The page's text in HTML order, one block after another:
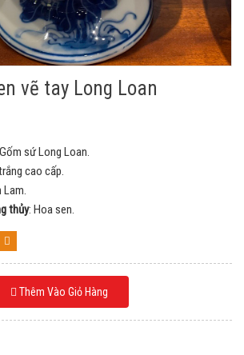
vẽ tay Long Loan
sứ Long Loan.
cao cấp.
Lam.
thủy: Hoa sen.
Thêm Vào Giỏ Hàng